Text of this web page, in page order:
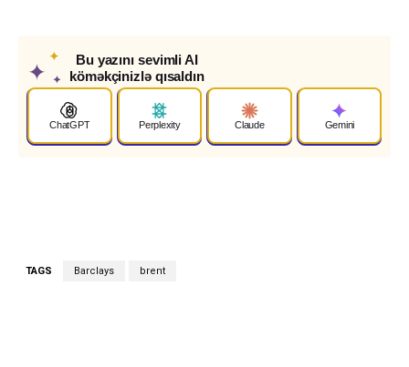
✦
✦
✦
Bu yazını sevimli AI
köməkçinizlə qısaldın
ChatGPT Perplexity Claude Gemini
TAGS Barclays brent